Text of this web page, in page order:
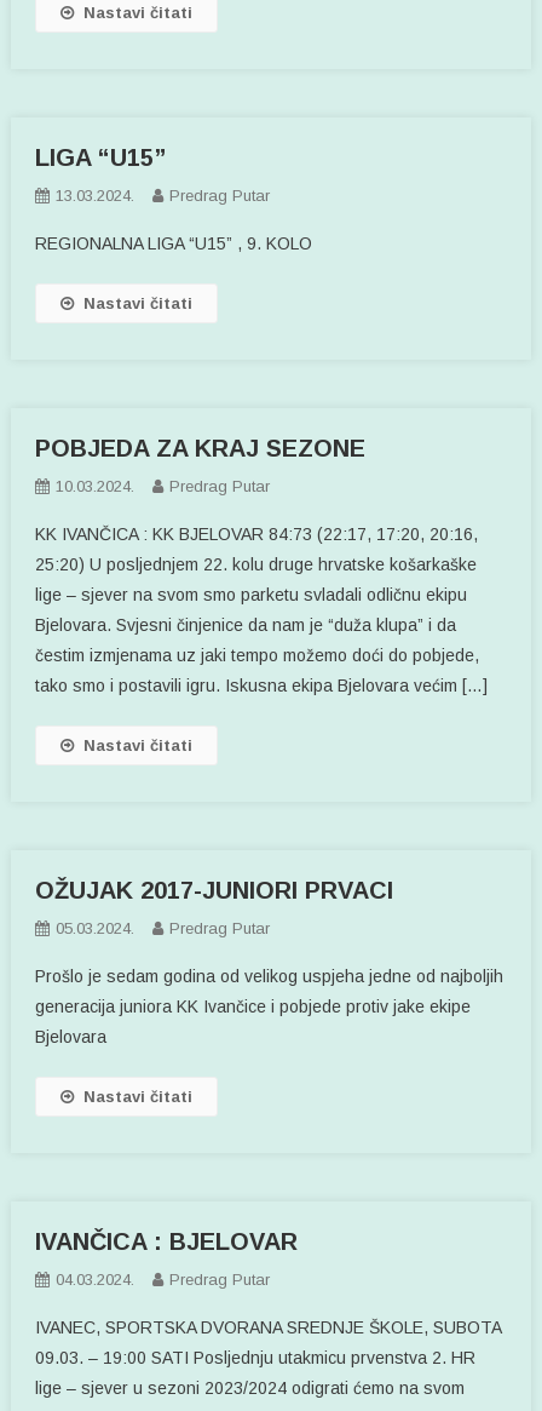
Nastavi čitati
LIGA “U15”
13.03.2024. Predrag Putar
REGIONALNA LIGA “U15” , 9. KOLO
Nastavi čitati
POBJEDA ZA KRAJ SEZONE
10.03.2024. Predrag Putar
KK IVANČICA : KK BJELOVAR 84:73 (22:17, 17:20, 20:16,
25:20) U posljednjem 22. kolu druge hrvatske košarkaške
lige – sjever na svom smo parketu svladali odličnu ekipu
Bjelovara. Svjesni činjenice da nam je “duža klupa” i da
čestim izmjenama uz jaki tempo možemo doći do pobjede,
tako smo i postavili igru. Iskusna ekipa Bjelovara većim […]
Nastavi čitati
OŽUJAK 2017-JUNIORI PRVACI
05.03.2024. Predrag Putar
Prošlo je sedam godina od velikog uspjeha jedne od najboljih
generacija juniora KK Ivančice i pobjede protiv jake ekipe
Bjelovara
Nastavi čitati
IVANČICA : BJELOVAR
04.03.2024. Predrag Putar
IVANEC, SPORTSKA DVORANA SREDNJE ŠKOLE, SUBOTA
09.03. – 19:00 SATI Posljednju utakmicu prvenstva 2. HR
lige – sjever u sezoni 2023/2024 odigrati ćemo na svom